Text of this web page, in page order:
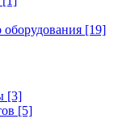
оборудования [19]
[3]
[5]